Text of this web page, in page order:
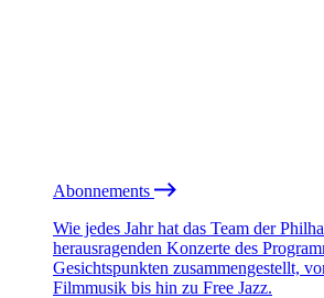
Abonnements
Wie jedes Jahr hat das Team der
herausragenden Konzerte des
Gesichtspunkten zusammengestellt,
Filmmusik bis hin zu Free Jazz.